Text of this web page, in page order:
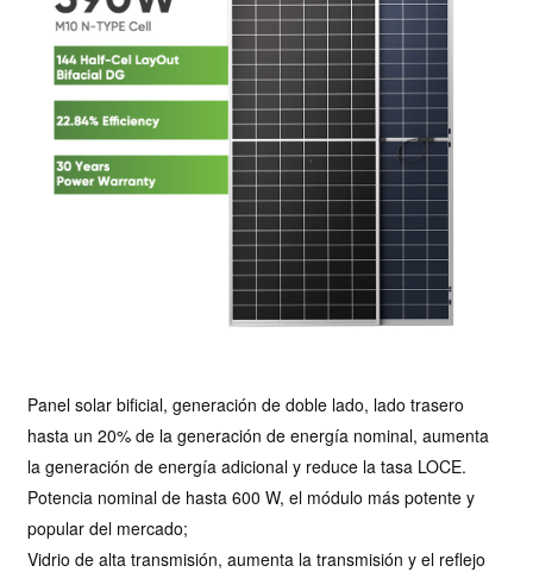
Panel solar bificial, generación de doble lado, lado trasero
hasta un 20% de la generación de energía nominal, aumenta
la generación de energía adicional y reduce la tasa LOCE.
Potencia nominal de hasta 600 W, el módulo más potente y
popular del mercado;
Vidrio de alta transmisión, aumenta la transmisión y el reflejo